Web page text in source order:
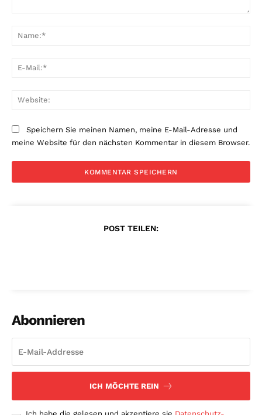
Speichern Sie meinen Namen, meine E-Mail-Adresse und
meine Website für den nächsten Kommentar in diesem Browser.
POST TEILEN:
Abonnieren
ICH MÖCHTE REIN